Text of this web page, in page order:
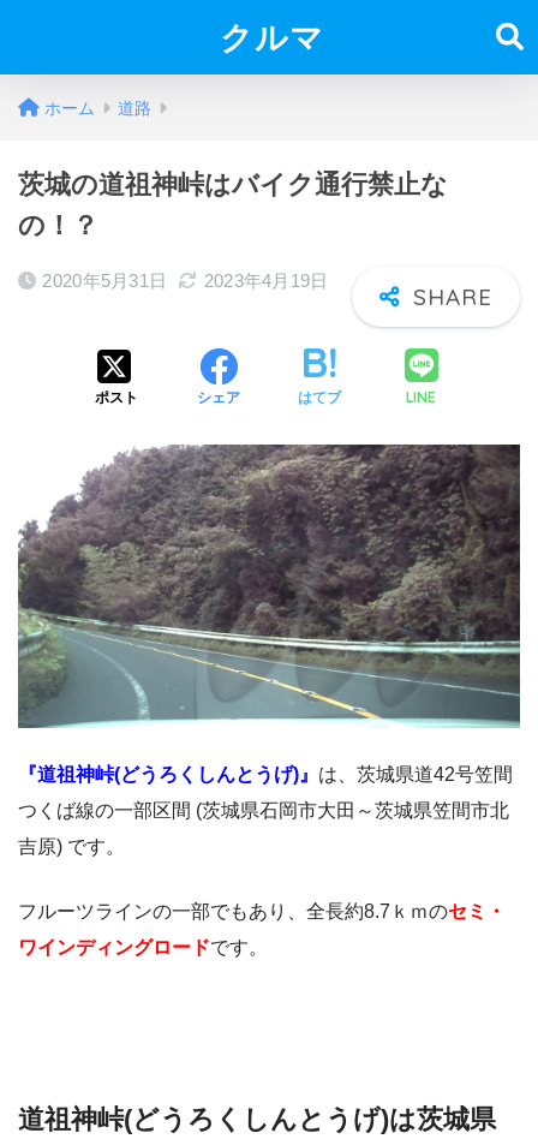
クルマ
ホーム 道路
茨城の道祖神峠はバイク通行禁止な
の！？
2020年5月31日 2023年4月19日
ポスト シェア はてブ LINE
『道祖神峠(どうろくしんとうげ)』 は、茨城県道42号笠間
つくば線の一部区間 (茨城県石岡市大田～茨城県笠間市北
吉原) です。
フルーツラインの一部でもあり、全長約8.7ｋｍのセミ・
ワインディングロードです。
道祖神峠(どうろくしんとうげ)は茨城県